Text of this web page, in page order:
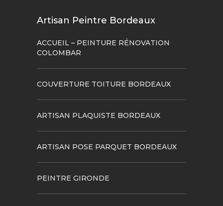
Artisan Peintre Bordeaux
ACCUEIL – PEINTURE RÉNOVATION
COLOMBAR
COUVERTURE TOITURE BORDEAUX
ARTISAN PLAQUISTE BORDEAUX
ARTISAN POSE PARQUET BORDEAUX
PEINTRE GIRONDE